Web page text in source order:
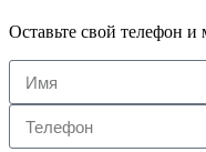
Оставьте свой телефон